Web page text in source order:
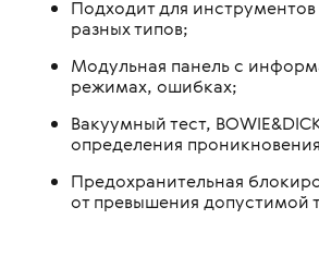
Подходит для
разных типов;
Модульная панель с
режимах, ошибках;
Вакуумный тест,
определения
Предохранительная
от превышения допустимой